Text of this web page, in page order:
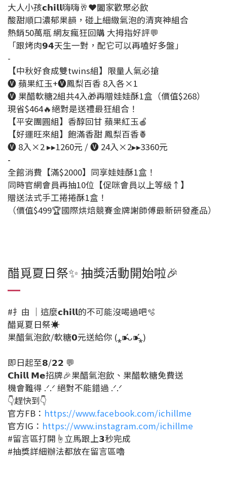
大人小孩𝗰𝗵𝗶𝗹𝗹嗨嗨🥂❤️闔家歡聚必飲
酸甜順口濃郁果韻，碰上細緻氣泡的清爽神組合
熱銷50萬瓶 網友瘋狂回購 大拇指好評💬
「跟烤肉𝟵𝟰天生一對，配它可以再嗑好多盤」
-
【中秋好食成雙twins組】限量人氣必搶
🅥 蘋果紅玉+🅥鳳梨百香 8入各×1
🅥 果醋軟糖2組共4入🎁再贈娃娃酥1盒（價值$268）
現省$464🔥絕對是送禮最狂組合！
【平安團圓組】香醇回甘 蘋果紅玉🍎
【好運旺來組】飽滿香甜 鳳梨百香🍍
🅥 8入×2 ▸▸1260元 / 🅥 24入×2▸▸3360元
-
全館消費【滿$2000】同享娃娃酥1盒！
同時官網會員再抽10位【促咪會員以上等級↑】
贈送法式手工捲捲酥1盒！
（價值$499🏆國際烘焙競賽金牌謝師傅最新研發產品）
醋覓夏日祭✨ 抽獎活動開始啦🎉
#扌由 ｜這麼𝗰𝗵𝗶𝗹𝗹的不可能沒喝過吧🫧
醋覓夏日祭☀
果醋氣泡飲/軟糖𝟬元送給你 (⁎⁍̴̛ᴗ⁍̴̛⁎)
即日起至𝟴/𝟮𝟮 💬
𝗖𝗵𝗶𝗹𝗹 𝗠𝗲招牌🎉果醋氣泡飲、果醋軟糖免費送
機會難得 .ᐟ.ᐟ 絕對不能錯過 .ᐟ.ᐟ
👇趕快到👇
官方FB： https://www.facebook.com/ichillme
官方IG： https://www.instagram.com/ichillme
#留言區打開☝️立馬跟上𝟯秒完成
#抽獎詳細辦法都放在留言區嚕